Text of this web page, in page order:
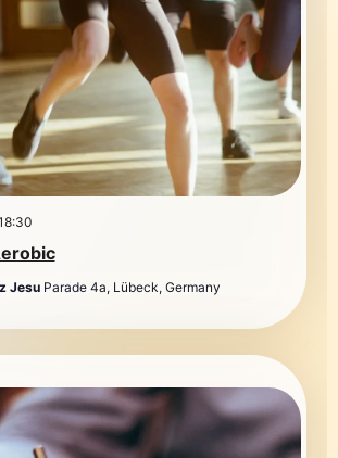
Jesu Parade 4a, Lübeck, Germany